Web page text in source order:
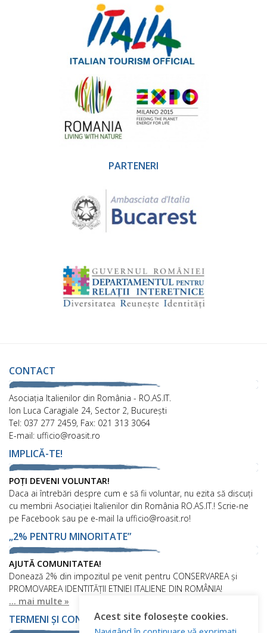
PARTENERI
CONTACT
Asociaţia Italienilor din România - RO.AS.IT.
Ion Luca Caragiale 24, Sector 2, București
Tel: 037 277 2459, Fax: 021 313 3064
E-mail: ufficio@roasit.ro
IMPLICĂ-TE!
POȚI DEVENI VOLUNTAR!
Daca ai întrebări despre cum e să fii voluntar, nu ezita să discuți
cu membrii Asociației Italienilor din România RO.AS.IT.! Scrie-ne
pe Facebook sau pe e-mail la ufficio@roasit.ro!
„2% PENTRU MINORITATE”
AJUTĂ COMUNITATEA!
Donează 2% din impozitul pe venit pentru CONSERVAREA și
PROMOVAREA IDENTITĂȚII ETNIEI ITALIENE DIN ROMÂNIA!
... mai multe »
TERMENI ȘI CONDIȚIIAcest site folosește cookies.